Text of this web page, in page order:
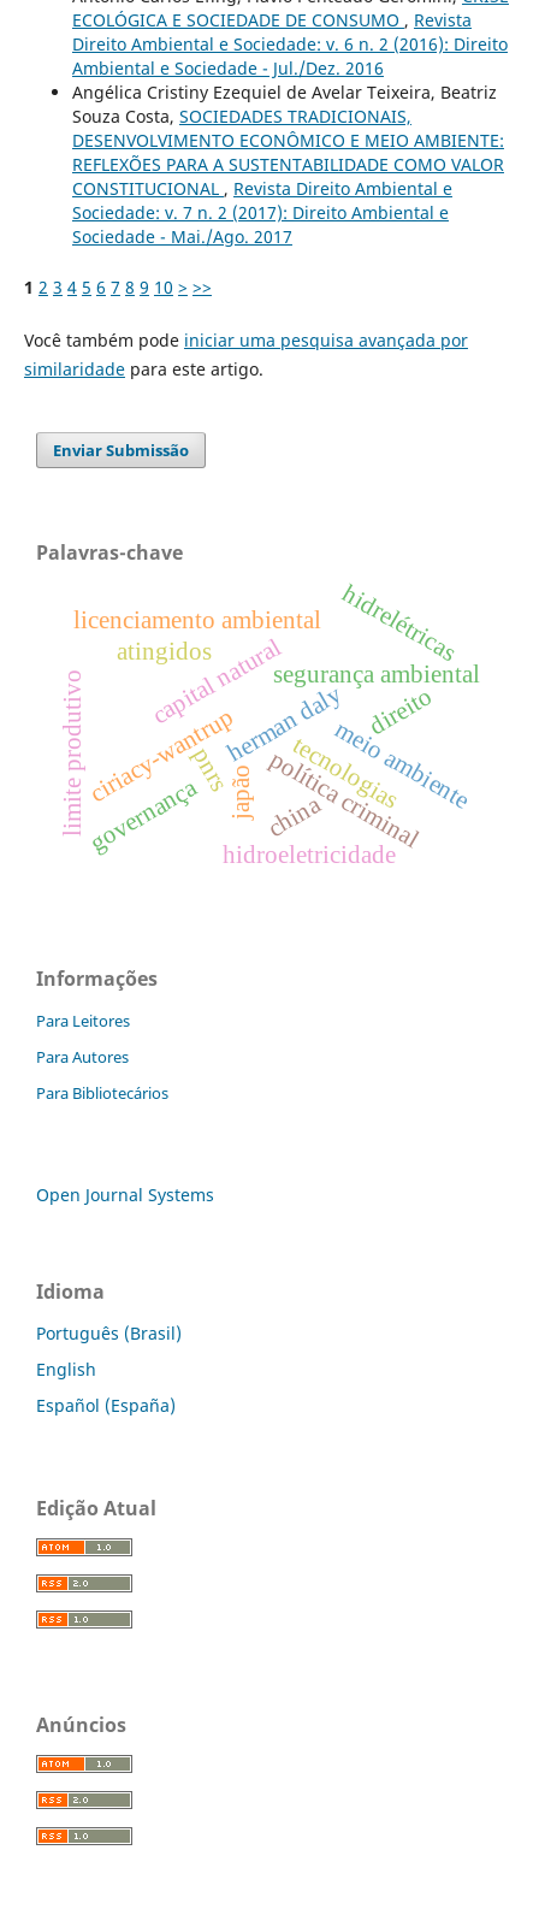
ECOLÓGICA E SOCIEDADE DE CONSUMO , Revista
Direito Ambiental e Sociedade: v. 6 n. 2 (2016): Direito
Ambiental e Sociedade - Jul./Dez. 2016
Angélica Cristiny Ezequiel de Avelar Teixeira, Beatriz
Souza Costa, SOCIEDADES TRADICIONAIS,
DESENVOLVIMENTO ECONÔMICO E MEIO AMBIENTE:
REFLEXÕES PARA A SUSTENTABILIDADE COMO VALOR
CONSTITUCIONAL , Revista Direito Ambiental e
Sociedade: v. 7 n. 2 (2017): Direito Ambiental e
Sociedade - Mai./Ago. 2017
1 2 3 4 5 6 7 8 9 10 > >>
Você também pode iniciar uma pesquisa avançada por
similaridadepara este artigo.
Enviar Submissão
Palavras-chave
ciriacy-wantrupherman daly
segurança ambiental
limite produtivo capital natural
meio ambiente
política criminal
japão
licenciamento ambiental
atingidos
direito
hidrelétricas
pnrs
hidroeletricidade
china
governança tecnologias
Informações
Para Leitores
Para Autores
Para Bibliotecários
Open Journal Systems
Idioma
Português (Brasil)
English
Español (España)
Edição Atual
Anúncios